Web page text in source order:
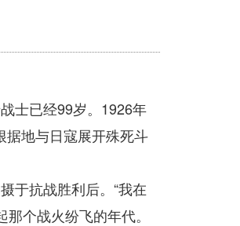
士已经99岁。1926年
据地与日寇展开殊死斗
于抗战胜利后。“我在
个战火纷飞的年代。